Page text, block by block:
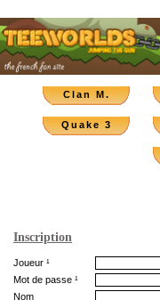
Clan M.
Quake 3
Inscription
Joueur ¹
Mot de passe ¹
Nom